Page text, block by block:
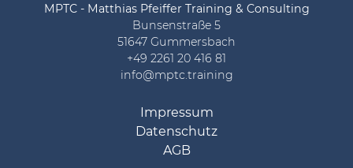
MPTC - Matthias Pfeiffer Training & Consulting
Bunsenstraße 5
51647 Gummersbach
+49 2261 20 416 81
info@mptc.training
Navigation
überspringen
Impressum
Datenschutz
AGB